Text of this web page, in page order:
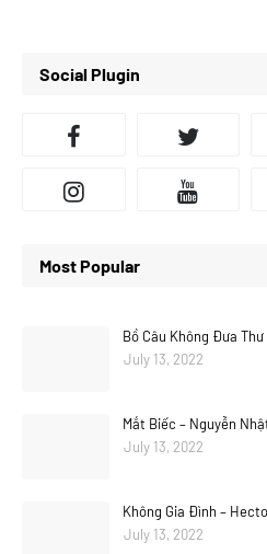
Social Plugin
Most Popular
Bồ Câu Không Đưa
July 13, 2022
Mắt Biếc – Nguyễn
July 13, 2022
Không Gia Đình –
July 13, 2022